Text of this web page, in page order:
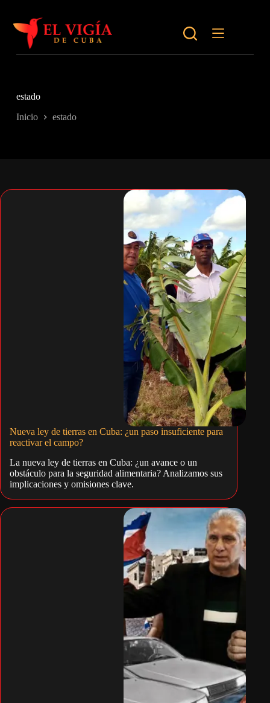
contenido
estado
Inicio estado
Nueva ley de tierras en Cuba: ¿un paso insuficiente para
reactivar el campo?
La nueva ley de tierras en Cuba: ¿un avance o un
obstáculo para la seguridad alimentaria? Analizamos sus
implicaciones y omisiones clave.